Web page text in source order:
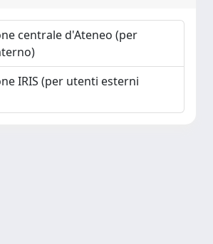
centrale d'Ateneo (per
IRIS (per utenti esterni